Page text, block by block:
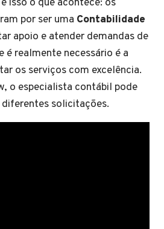
por ser uma Contabilidade
apoio e atender demandas de
é realmente necessário é a
os serviços com excelência.
o especialista contábil pode
solicitações.